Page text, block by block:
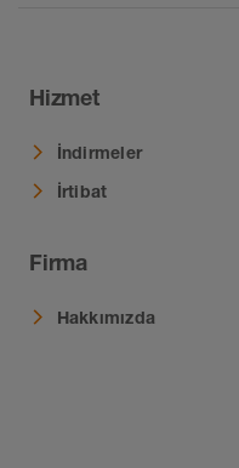
Hizmet
İndirmeler
İrtibat
Firma
Hakkımızda